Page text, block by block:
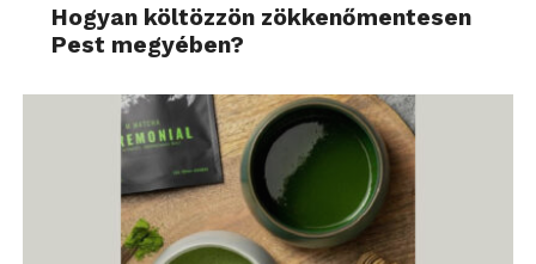
Hogyan költözzön zökkenőmentesen
Pest megyében?